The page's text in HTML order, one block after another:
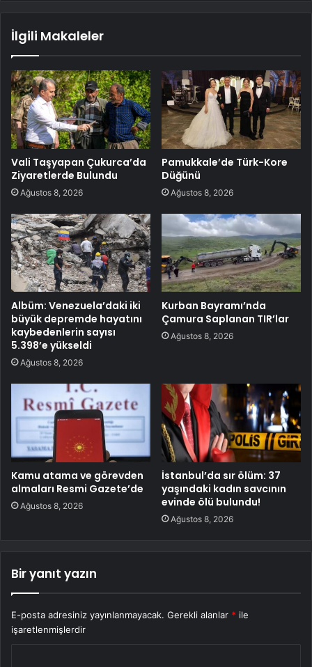
İlgili Makaleler
Vali Taşyapan Çukurca’da
Ziyaretlerde Bulundu
Ağustos 8, 2026
Pamukkale’de Türk-Kore
Düğünü
Ağustos 8, 2026
Albüm: Venezuela’daki iki
büyük depremde hayatını
kaybedenlerin sayısı
5.398’e yükseldi
Ağustos 8, 2026
Kurban Bayramı’nda
Çamura Saplanan TIR’lar
Ağustos 8, 2026
Kamu atama ve görevden
almaları Resmi Gazete’de
Ağustos 8, 2026
İstanbul’da sır ölüm: 37
yaşındaki kadın savcının
evinde ölü bulundu!
Ağustos 8, 2026
Bir yanıt yazın
E-posta adresiniz yayınlanmayacak. Gerekli alanlar * ile
işaretlenmişlerdir